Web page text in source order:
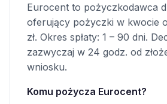
Eurocent to pożyczkodawca
oferujący pożyczki w kwocie
zł. Okres spłaty: 1 – 90 dni.
zazwyczaj w 24 godz. od
wniosku.
Komu pożycza Eurocent?